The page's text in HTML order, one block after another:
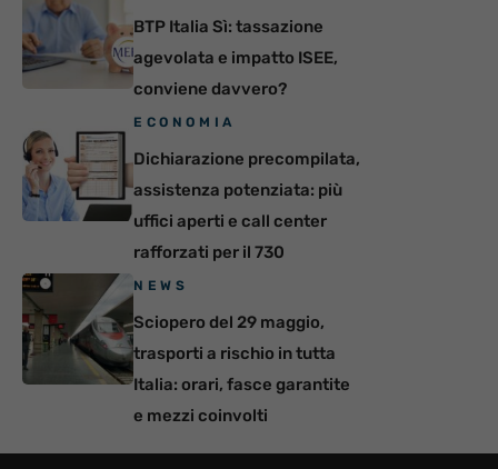
BTP Italia Sì: tassazione
agevolata e impatto ISEE,
conviene davvero?
ECONOMIA
Dichiarazione precompilata,
assistenza potenziata: più
uffici aperti e call center
rafforzati per il 730
NEWS
Sciopero del 29 maggio,
trasporti a rischio in tutta
Italia: orari, fasce garantite
e mezzi coinvolti